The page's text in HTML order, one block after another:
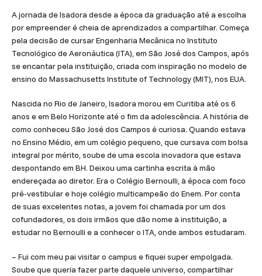
A jornada de Isadora desde a época da graduação até a escolha
por empreender é cheia de aprendizados a compartilhar. Começa
pela decisão de cursar Engenharia Mecânica no Instituto
Tecnológico de Aeronáutica (ITA), em São José dos Campos, após
se encantar pela instituição, criada com inspiração no modelo de
ensino do Massachusetts Institute of Technology (MIT), nos EUA.
Nascida no Rio de Janeiro, Isadora morou em Curitiba até os 6
anos e em Belo Horizonte até o fim da adolescência. A história de
como conheceu São José dos Campos é curiosa. Quando estava
no Ensino Médio, em um colégio pequeno, que cursava com bolsa
integral por mérito, soube de uma escola inovadora que estava
despontando em BH. Deixou uma cartinha escrita à mão
endereçada ao diretor. Era o Colégio Bernoulli, à época com foco
pré-vestibular e hoje colégio multicampeão do Enem. Por conta
de suas excelentes notas, a jovem foi chamada por um dos
cofundadores, os dois irmãos que dão nome à instituição, a
estudar no Bernoulli e a conhecer o ITA, onde ambos estudaram.
– Fui com meu pai visitar o campus e fiquei super empolgada.
Soube que queria fazer parte daquele universo, compartilhar